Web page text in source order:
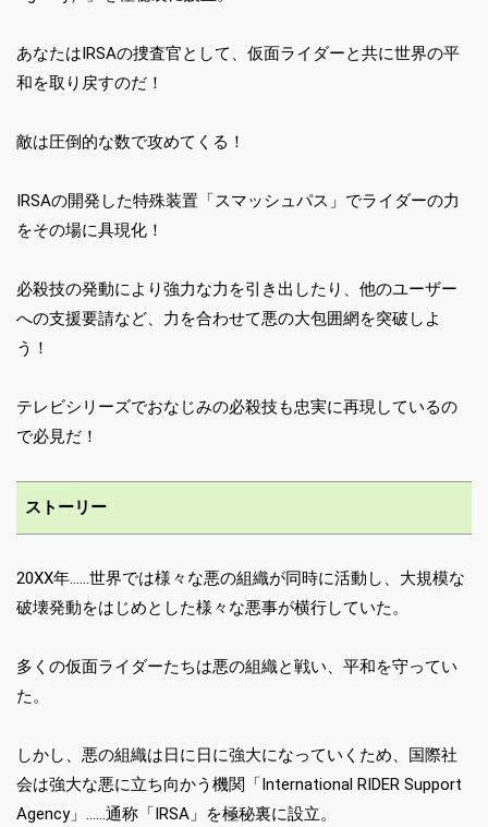
あなたはIRSAの捜査官として、仮面ライダーと共に世界の平
和を取り戻すのだ！
敵は圧倒的な数で攻めてくる！
IRSAの開発した特殊装置「スマッシュパス」でライダーの力
をその場に具現化！
必殺技の発動により強力な力を引き出したり、他のユーザー
への支援要請など、力を合わせて悪の大包囲網を突破しよ
う！
テレビシリーズでおなじみの必殺技も忠実に再現しているの
で必見だ！
ストーリー
20XX年……世界では様々な悪の組織が同時に活動し、大規模な
破壊発動をはじめとした様々な悪事が横行していた。
多くの仮面ライダーたちは悪の組織と戦い、平和を守ってい
た。
しかし、悪の組織は日に日に強大になっていくため、国際社
会は強大な悪に立ち向かう機関「International RIDER Support
Agency」……通称「IRSA」を極秘裏に設立。